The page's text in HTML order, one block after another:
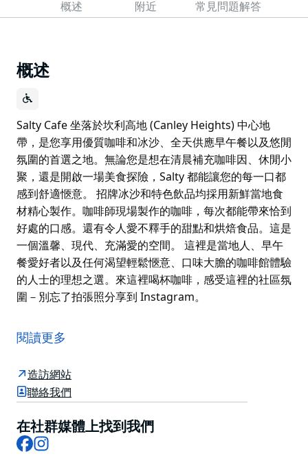
概述 附近 常見問題解答
概述
Salty Cafe 坐落於坎利高地 (Canley Heights) 中心地
帶，是您享用優質咖啡和冰沙、全天供應早午餐以及悠閒
氛圍的首選之地。無論您是想在清晨補充咖啡因、休閒小
聚，還是開啟一場美食探險，Salty 都能讓您的每一口都
感到舒適愜意。 招牌冰沙和特色飲品均採用新鮮當地食
材精心製作。咖啡師現場製作的咖啡，每次都能帶來恰到
好處的口感。還有令人愛不釋手的甜點和烘焙食品。這是
一個溫馨、現代、充滿愛的空間。 這裡是當地人、早午
餐愛好者以及任何渴望輕鬆愜意、口味大膽的咖啡館體驗
的人士的理想之選。來這裡喝杯咖啡，感受這裡的社區氛
圍－別忘了拍張照分享到 Instagram。
帶，是您享用優質咖啡和冰沙、全天供應早午餐以及悠閒
氛圍的首選之地。無論您是想在清晨補充咖啡因、休閒小
聚，還是開啟一場美食探險，Salty 都能讓您的每一口都
感到舒適愜意。
招牌冰沙和特色飲品均採用新鮮當地食材精心製作。咖啡
師現場製作的咖啡，每次都能帶來恰到好處的口感。還有
令人愛不釋手的甜點和烘焙食品。這是一個溫馨、現代、
閱讀更多
造訪網站
聯絡我們
在社群媒體上找到我們
Facebook